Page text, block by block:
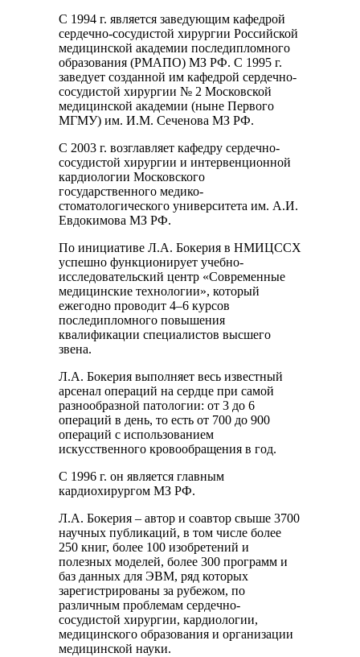
С 1994 г. является заведующим кафедрой
сердечно-сосудистой хирургии Российской
медицинской академии последипломного
образования (РМАПО) МЗ РФ. С 1995 г.
заведует созданной им кафедрой сердечно-
сосудистой хирургии № 2 Московской
медицинской академии (ныне Первого
МГМУ) им. И.М. Сеченова МЗ РФ.
С 2003 г. возглавляет кафедру сердечно-
сосудистой хирургии и интервенционной
кардиологии Московского
государственного медико-
стоматологического университета им. А.И.
Евдокимова МЗ РФ.
По инициативе Л.А. Бокерия в НМИЦССХ
успешно функционирует учебно-
исследовательский центр «Современные
медицинские технологии», который
ежегодно проводит 4–6 курсов
последипломного повышения
квалификации специалистов высшего
звена.
Л.А. Бокерия выполняет весь известный
арсенал операций на сердце при самой
разнообразной патологии: от 3 до 6
операций в день, то есть от 700 до 900
операций с использованием
искусственного кровообращения в год.
С 1996 г. он является главным
кардиохирургом МЗ РФ.
Л.А. Бокерия – автор и соавтор свыше 3700
научных публикаций, в том числе более
250 книг, более 100 изобретений и
полезных моделей, более 300 программ и
баз данных для ЭВМ, ряд которых
зарегистрированы за рубежом, по
различным проблемам сердечно-
сосудистой хирургии, кардиологии,
медицинского образования и организации
медицинской науки.